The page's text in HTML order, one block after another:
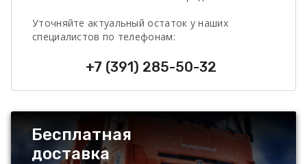
Уточняйте актуальный остаток у наших
специалистов по телефонам:
+7 (391) 285-50-32
Бесплатная
доставка